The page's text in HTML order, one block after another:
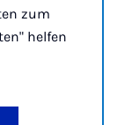
zum
helfen